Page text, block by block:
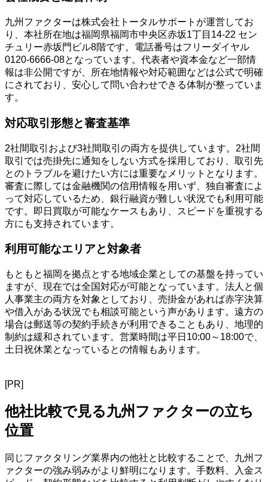
九州ファクターは株式会社トータルサポートが運営してお
り、本社所在地は福岡県福岡市中央区赤坂1丁目14-22 セン
チュリー赤坂門ビル8階です。電話番号はフリーダイヤル
0120-6666-08となっています。代表者や資本金など一部情
報は非公開ですが、所在地情報や対応範囲などは公式で明確
にされており、安心して問い合わせできる体制が整っていま
す。
対応取引形態と審査基準
2社間取引および3社間取引の両方を提供しています。2社間
取引では売掛先に通知をしない方式を採用しており、取引先
とのトラブルを避けたい方には重要なメリットとなります。
審査に際しては金融機関の信用情報を用いず、独自審査によ
って対応しているため、銀行融資が難しい状況でも利用可能
です。即日買取が可能なケースもあり、スピードを重視する
方にも支持されています。
利用可能なエリアと対象者
もともと福岡を拠点とする地域企業としての基盤を持ってい
ますが、現在では全国対応が可能となっています。法人と個
人事業主の両方を対象としており、売掛金があれば赤字決算
や借入がある状況でも相談可能という声があります。遠方の
場合は郵送等の契約手続きが利用できることもあり、地理的
制約は緩和されています。営業時間は平日10:00～18:00で、
土日祝休業となっているとの情報もあります。
[PR]
他社比較で見る九州ファクターの立ち
位置
同じファクタリング業界内の他社と比較することで、九州フ
ァクターの強み弱みがより鮮明になります。手数料、入金ス